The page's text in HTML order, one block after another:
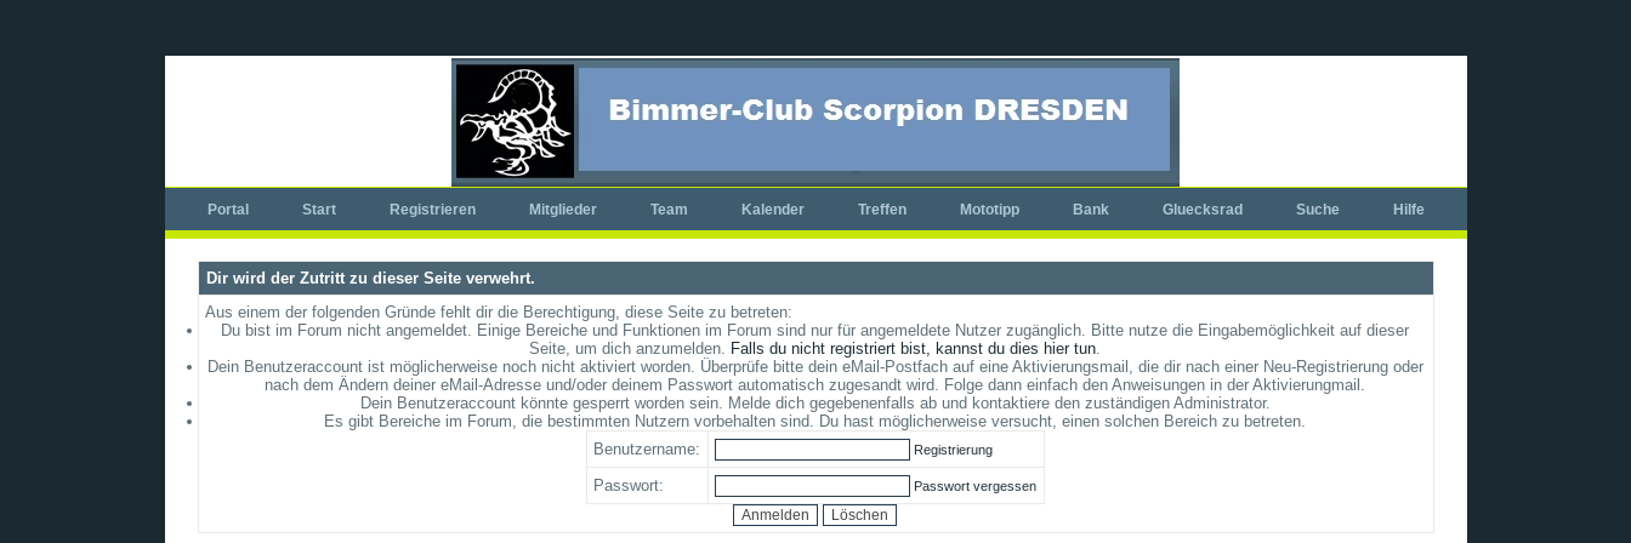
Portal Start Registrieren Mitglieder Team Kalender Treffen Mototipp Bank Gluecksrad Suche Hilfe
Dir wird der Zutritt zu dieser Seite verwehrt.
Aus einem der folgenden Gründe fehlt dir die Berechtigung, diese Seite zu betreten:
Du bist im Forum nicht angemeldet. Einige Bereiche und Funktionen im Forum sind nur für angemeldete Nutzer zugänglich. Bitte nutze die Eingabemöglichkeit auf dieser
Seite, um dich anzumelden. Falls du nicht registriert bist, kannst du dies hier tun.
Dein Benutzeraccount ist möglicherweise noch nicht aktiviert worden. Überprüfe bitte dein eMail-Postfach auf eine Aktivierungsmail, die dir nach einer Neu-Registrierung oder
nach dem Ändern deiner eMail-Adresse und/oder deinem Passwort automatisch zugesandt wird. Folge dann einfach den Anweisungen in der Aktivierungmail.
Dein Benutzeraccount könnte gesperrt worden sein. Melde dich gegebenenfalls ab und kontaktiere den zuständigen Administrator.
Es gibt Bereiche im Forum, die bestimmten Nutzern vorbehalten sind. Du hast möglicherweise versucht, einen solchen Bereich zu betreten.
Benutzername:
Registrierung
Passwort: Passwort vergessen